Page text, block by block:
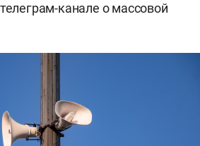
канале о массовой